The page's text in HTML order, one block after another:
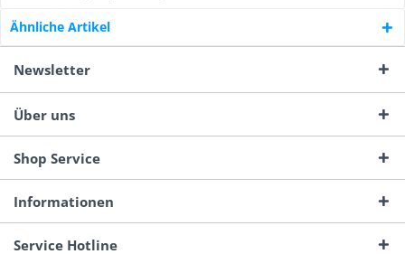
Ähnliche Artikel
Newsletter
Über uns
Shop Service
Informationen
Service Hotline